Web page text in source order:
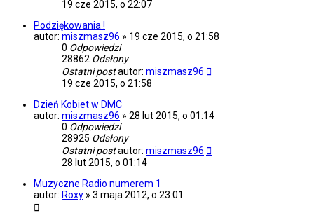
19 cze 2015, o 22:07
Podziękowania !
autor: miszmasz96 » 19 cze 2015, o 21:58
0 Odpowiedzi
28862 Odsłony
Ostatni postautor: miszmasz96
19 cze 2015, o 21:58
Dzień Kobiet w DMC
autor: miszmasz96 » 28 lut 2015, o 01:14
0 Odpowiedzi
28925 Odsłony
Ostatni postautor: miszmasz96
28 lut 2015, o 01:14
Muzyczne Radio numerem 1
autor: Roxy » 3 maja 2012, o 23:01